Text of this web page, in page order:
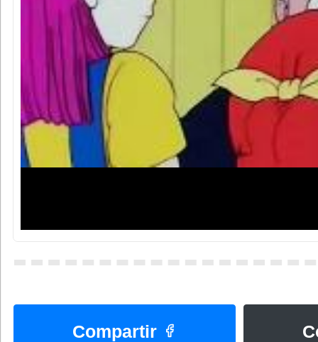
Compartir